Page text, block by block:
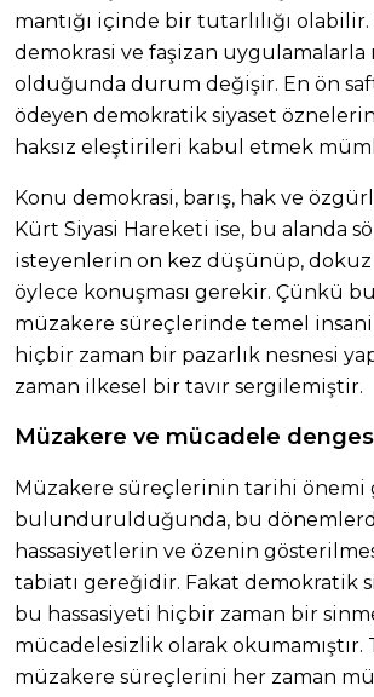
mantığı içinde bir tutarlılığı
demokrasi ve faşizan uygulamalarla
olduğunda durum değişir. En ön
ödeyen demokratik siyaset
haksız eleştirileri kabul etmek
Konu demokrasi, barış, hak ve
Kürt Siyasi Hareketi ise, bu alanda
isteyenlerin on kez düşünüp,
öylece konuşması gerekir. Çünkü
müzakere süreçlerinde temel
hiçbir zaman bir pazarlık nesnesi
zaman ilkesel bir tavır sergilemiştir.
Müzakere ve mücadele
Müzakere süreçlerinin tarihi önemi
bulundurulduğunda, bu
hassasiyetlerin ve özenin
tabiatı gereğidir. Fakat demokratik
bu hassasiyeti hiçbir zaman bir
mücadelesizlik olarak okumamıştır.
müzakere süreçlerini her zaman